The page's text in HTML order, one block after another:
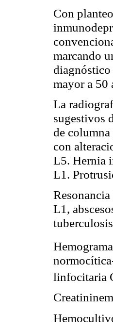
Con
marcando
diagnóstico
mayor a 50
La
sugestivos
de
con
L5. Hernia
L1.
L1,
linfocitaria